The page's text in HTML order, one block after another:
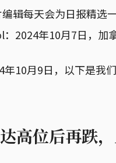
辑每天会为日报精选
2024年10月7日，加
10月9日，以下是我
高位后再跌